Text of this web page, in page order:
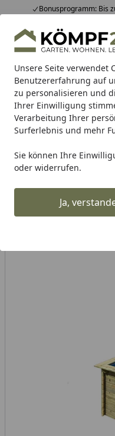
Unsere Seite verwendet
Benutzererfahrung auf
zu personalisieren und
Ihrer Einwilligung
Verarbeitung Ihrer
Surferlebnis und mehr
Sie können Ihre
oder widerrufen.
Ja,
Bonusprogramm: Bis
Hotline07051 / 9 22 22
Mo-Fr. 8-16 Uhr
Alle Produkte
Alle Produkte
Freizeit & Sport
Freizeit & Sport
Karibu Pool Modell 5